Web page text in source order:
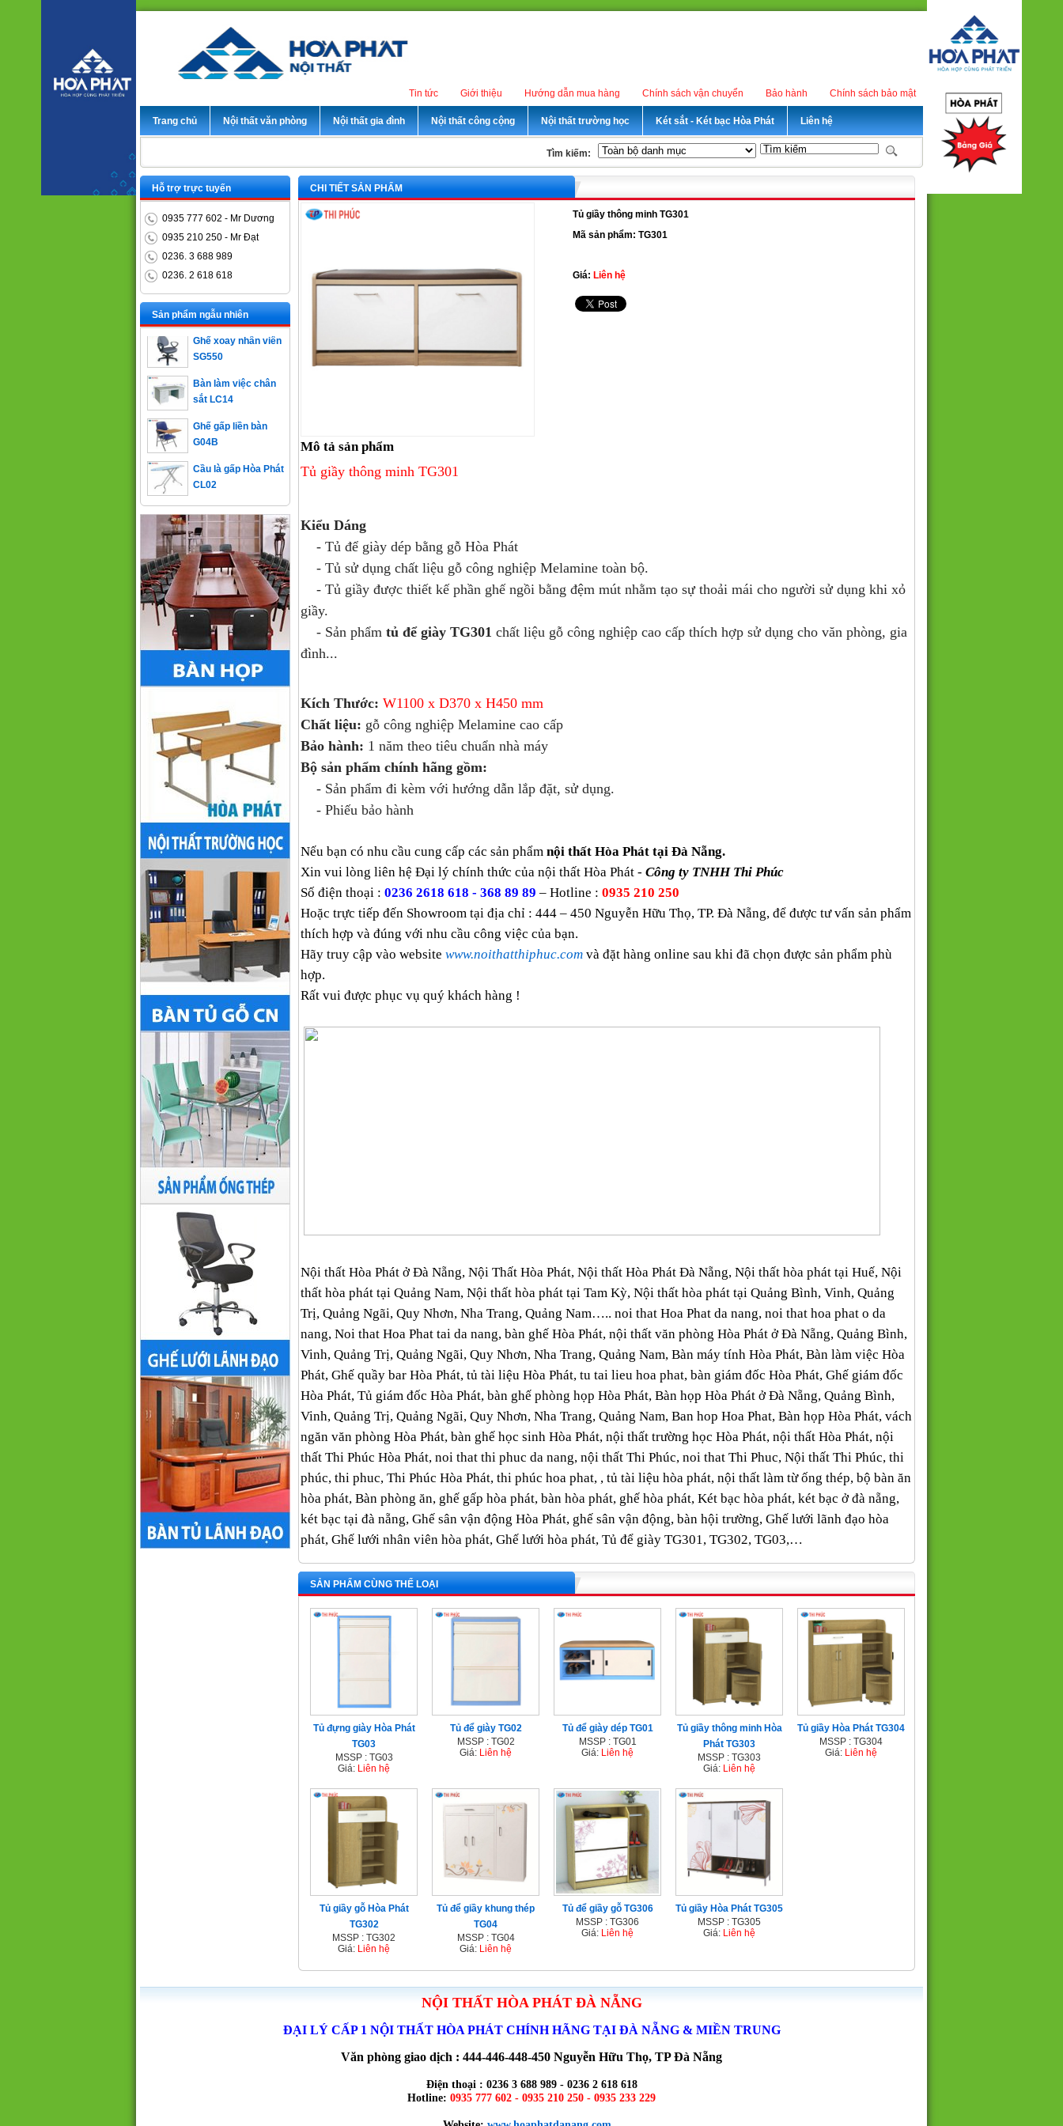
Chính sách bảo mật
Bảo hành
Chính sách vận chuyển
Hướng dẫn mua hàng
Giới thiệu
Tin tức
Trang chủ Nội thất văn phòng Nội thất gia đình Nội thất công cộng Nội thất trường học Két sắt - Két bạc Hòa Phát Liên hệ
Tìm kiếm:
CHI TIẾT SẢN PHẨM
Tủ giầy thông minh TG301
Mã sản phẩm: TG301
Giá: Liên hệ
Mô tả sản phẩm
Tủ giầy thông minh TG301
Kiểu Dáng
- Tủ để giày dép bằng gỗ Hòa Phát
- Tủ sử dụng chất liệu gỗ công nghiệp Melamine toàn bộ.
- Tủ giầy được thiết kế phần ghế ngồi bằng đệm mút nhằm tạo sự thoải mái cho người sử dụng khi xỏ
giầy.
- Sản phẩm tủ để giày TG301 chất liệu gỗ công nghiệp cao cấp thích hợp sử dụng cho văn phòng, gia
đình...
Kích Thước: W1100 x D370 x H450 mm
Chất liệu: gỗ công nghiệp Melamine cao cấp
Bảo hành: 1 năm theo tiêu chuẩn nhà máy
Bộ sản phẩm chính hãng gồm:
- Sản phẩm đi kèm với hướng dẫn lắp đặt, sử dụng.
- Phiếu bảo hành
Nếu bạn có nhu cầu cung cấp các sản phẩm nội thất Hòa Phát tại Đà Nẵng.
Xin vui lòng liên hệ Đại lý chính thức của nội thất Hòa Phát - Công ty TNHH Thi Phúc
Số điện thoại : 0236 2618 618 - 368 89 89 – Hotline : 0935 210 250
Hoặc trực tiếp đến Showroom tại địa chỉ : 444 – 450 Nguyễn Hữu Thọ, TP. Đà Nẵng, để được tư vấn sản phẩm
thích hợp và đúng với nhu cầu công việc của bạn.
Hãy truy cập vào website www.noithatthiphuc.com và đặt hàng online sau khi đã chọn được sản phẩm phù
hợp.
Rất vui được phục vụ quý khách hàng !
Nội thất Hòa Phát ở Đà Nẵng, Nội Thất Hòa Phát, Nội thất Hòa Phát Đà Nẵng, Nội thất hòa phát tại Huế, Nội
thất hòa phát tại Quảng Nam, Nội thất hòa phát tại Tam Kỳ, Nội thất hòa phát tại Quảng Bình, Vinh, Quảng
Trị, Quảng Ngãi, Quy Nhơn, Nha Trang, Quảng Nam….. noi that Hoa Phat da nang, noi that hoa phat o da
nang, Noi that Hoa Phat tai da nang, bàn ghế Hòa Phát, nội thất văn phòng Hòa Phát ở Đà Nẵng, Quảng Bình,
Vinh, Quảng Trị, Quảng Ngãi, Quy Nhơn, Nha Trang, Quảng Nam, Bàn máy tính Hòa Phát, Bàn làm việc Hòa
Phát, Ghế quầy bar Hòa Phát, tủ tài liệu Hòa Phát, tu tai lieu hoa phat, bàn giám đốc Hòa Phát, Ghế giám đốc
Hòa Phát, Tủ giám đốc Hòa Phát, bàn ghế phòng họp Hòa Phát, Bàn họp Hòa Phát ở Đà Nẵng, Quảng Bình,
Vinh, Quảng Trị, Quảng Ngãi, Quy Nhơn, Nha Trang, Quảng Nam, Ban hop Hoa Phat, Bàn họp Hòa Phát, vách
ngăn văn phòng Hòa Phát, bàn ghế học sinh Hòa Phát, nội thất trường học Hòa Phát, nội thất Hòa Phát, nội
thất Thi Phúc Hòa Phát, noi that thi phuc da nang, nội thất Thi Phúc, noi that Thi Phuc, Nội thất Thi Phúc, thi
phúc, thi phuc, Thi Phúc Hòa Phát, thi phúc hoa phat, , tủ tài liệu hòa phát, nội thất làm từ ống thép, bộ bàn ăn
hòa phát, Bàn phòng ăn, ghế gấp hòa phát, bàn hòa phát, ghế hòa phát, Két bạc hòa phát, két bạc ở đà nẵng,
két bạc tại đà nẵng, Ghế sân vận động Hòa Phát, ghế sân vận động, bàn hội trường, Ghế lưới lãnh đạo hòa
phát, Ghế lưới nhân viên hòa phát, Ghế lưới hòa phát, Tủ để giày TG301, TG302, TG03,…
SẢN PHẨM CÙNG THỂ LOẠI
Tủ đựng giày Hòa Phát
TG03
MSSP : TG03
Giá: Liên hệ
Tủ để giày TG02
MSSP : TG02
Giá: Liên hệ
Tủ để giày dép TG01
MSSP : TG01
Giá: Liên hệ
Tủ giầy thông minh Hòa
Phát TG303
MSSP : TG303
Giá: Liên hệ
Tủ giầy Hòa Phát TG304
MSSP : TG304
Giá: Liên hệ
Tủ giầy gỗ Hòa Phát
TG302
MSSP : TG302
Giá: Liên hệ
Tủ để giầy khung thép
TG04
MSSP : TG04
Giá: Liên hệ
Tủ để giầy gỗ TG306
MSSP : TG306
Giá: Liên hệ
Tủ giầy Hòa Phát TG305
MSSP : TG305
Giá: Liên hệ
Hỗ trợ trực tuyến
0935 777 602 - Mr Dương
0935 210 250 - Mr Đạt
0236. 3 688 989
0236. 2 618 618
Sản phẩm ngẫu nhiên
ET1400D
Ghế xoay nhân viên
SG550
sắt LC14
G04B
CL02
NỘI THẤT HÒA PHÁT ĐÀ NẴNG
ĐẠI LÝ CẤP 1 NỘI THẤT HÒA PHÁT CHÍNH HÃNG TẠI ĐÀ NẴNG & MIỀN TRUNG
Văn phòng giao dịch : 444-446-448-450 Nguyễn Hữu Thọ, TP Đà Nẵng
Điện thoại : 0236 3 688 989 - 0236 2 618 618
Hotline: 0935 777 602 - 0935 210 250 - 0935 233 229